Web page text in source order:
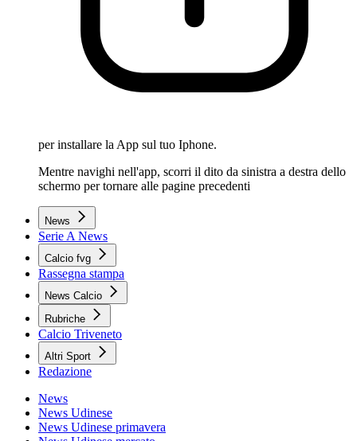
per installare la App sul tuo Iphone.
Mentre navighi nell'app, scorri il dito da sinistra a destra dello
schermo per tornare alle pagine precedenti
News
Serie A News
Calcio fvg
Rassegna stampa
News Calcio
Rubriche
Calcio Triveneto
Altri Sport
Redazione
News
News Udinese
News Udinese primavera